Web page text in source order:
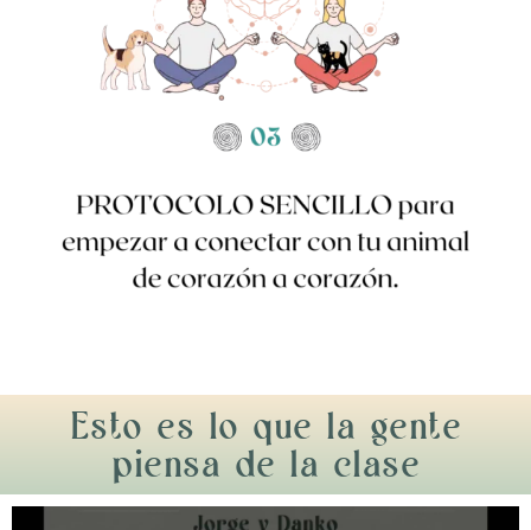
Esto es lo que la gente
piensa de la clase